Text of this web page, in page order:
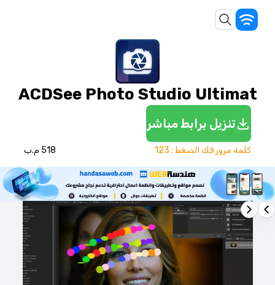
ACDSee Photo Studio Ultimat
تنزيل برابط مباشر
كلمة مرور فك الضغط : 123 518 م.ب